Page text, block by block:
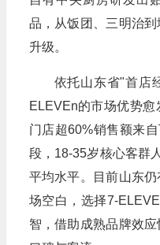
品，从饭团、三明治
升级。
依托山东省"首店
ELEVEn的市场优势
门店超60%销售额来
段，18-35岁核心客群
平均水平。目前山东
场空白，选择7-
智，借助成熟品牌效